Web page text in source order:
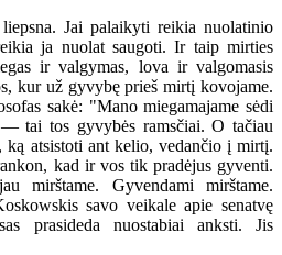
Jai palaikyti reikia nuolatinio
ja nuolat saugoti. Ir taip mirties
ir valgymas, lova ir valgomasis
kur už gyvybę prieš mirtį kovojame.
sakė: "Mano miegamajame sėdi
tai tos gyvybės ramsčiai. O tačiau
atsistoti ant kelio, vedančio į mirtį.
kad ir vos tik pradėjus gyventi.
mirštame. Gyvendami mirštame.
savo veikale apie senatvę
prasideda nuostabiai anksti. Jis